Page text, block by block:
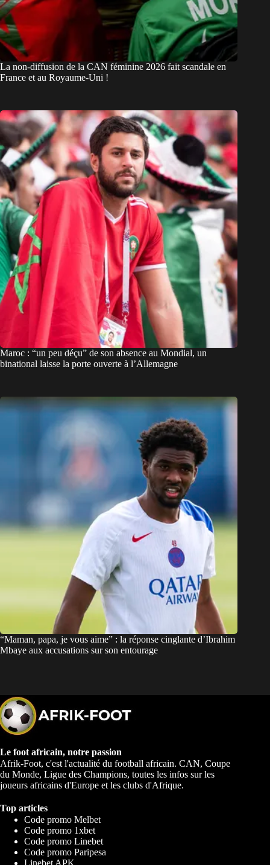
La non-diffusion de la CAN féminine 2026 fait scandale en
France et au Royaume-Uni !
Maroc : “un peu déçu” de son absence au Mondial, un
binational laisse la porte ouverte à l’Allemagne
“Maman, papa, je vous aime” : la réponse cinglante d’Ibrahim
Mbaye aux accusations sur son entourage
Le foot africain, notre passion
Afrik-Foot, c'est l'actualité du football africain. CAN, Coupe
du Monde, Ligue des Champions, toutes les infos sur les
joueurs africains d'Europe et les clubs d'Afrique.
Top articles
Code promo Melbet
Code promo 1xbet
Code promo Linebet
Code promo Paripesa